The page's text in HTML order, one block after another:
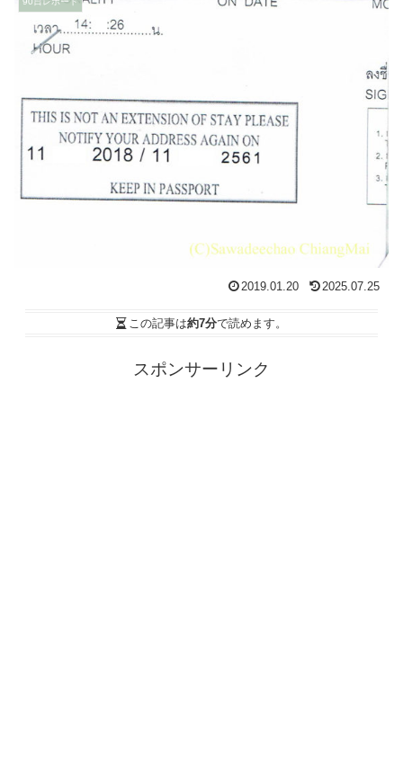
2019.01.20 2025.07.25
この記事は約7分で読めます。
スポンサーリンク